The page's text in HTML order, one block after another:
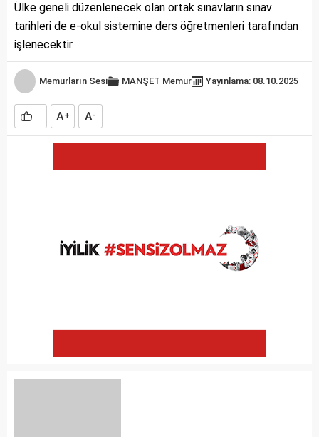
Ülke geneli düzenlenecek olan ortak sınavların sınav
tarihleri de e-okul sistemine ders öğretmenleri tarafından
işlenecektir.
Memurların Sesi MANŞET Memur Yayınlama: 08.10.2025
A+ A-